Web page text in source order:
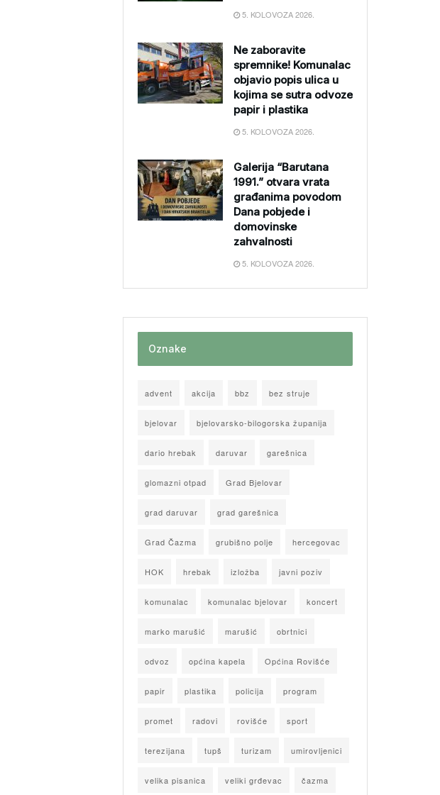
5. KOLOVOZA 2026.
Ne zaboravite
spremnike! Komunalac
objavio popis ulica u
kojima se sutra odvoze
papir i plastika
5. KOLOVOZA 2026.
Galerija “Barutana
1991.” otvara vrata
građanima povodom
Dana pobjede i
domovinske
zahvalnosti
5. KOLOVOZA 2026.
Oznake
advent akcija bbz bez struje
bjelovar bjelovarsko-bilogorska županija
dario hrebak daruvar garešnica
glomazni otpad Grad Bjelovar
grad daruvar grad garešnica
Grad Čazma grubišno polje hercegovac
HOK hrebak izložba javni poziv
komunalac komunalac bjelovar koncert
marko marušić marušić obrtnici
odvoz općina kapela Općina Rovišće
papir plastika policija program
promet radovi rovišće sport
terezijana tupš turizam umirovljenici
velika pisanica veliki grđevac čazma